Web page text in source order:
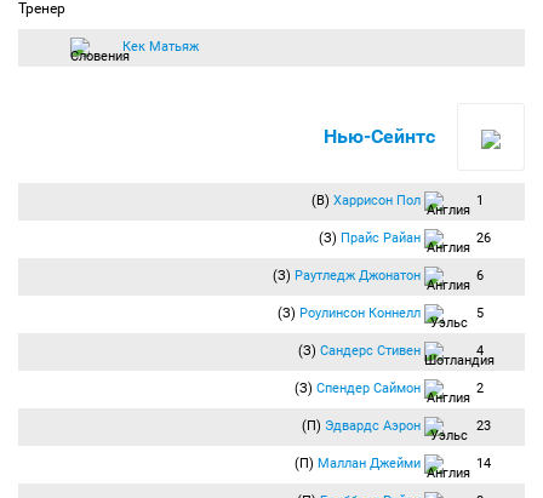
Тренер
Кек Матьяж
Нью-Сейнтс
(В) Харрисон Пол 1
(З) Прайс Райан 26
(З) Раутледж Джонатон 6
(З) Роулинсон Коннелл 5
(З) Сандерс Стивен 4
(З) Спендер Саймон 2
(П) Эдвардс Аэрон 23
(П) Маллан Джейми 14